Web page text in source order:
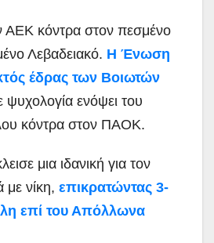
ΑΕΚ κόντρα στον πεσμένο
Λεβαδειακό. Η Ένωση
έδρας των Βοιωτών
ψυχολογία ενόψει του
κόντρα στον ΠΑΟΚ.
μια ιδανική για τον
με νίκη, επικρατώντας 3-
επί του Απόλλωνα